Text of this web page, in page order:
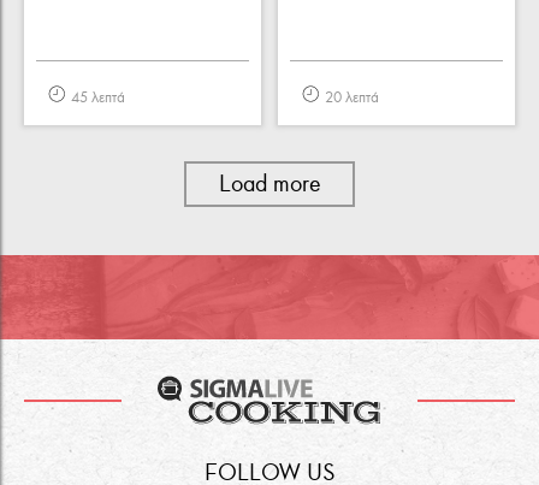
45 λεπτά 20 λεπτά
Load more
FOLLOW US